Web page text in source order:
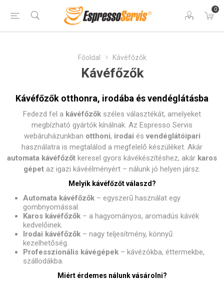
0
Főoldal Kávéfőzők
Kávéfőzők
Kávéfőzők otthonra, irodába és vendéglátásba
Fedezd fel a kávéfőzők széles választékát, amelyeket
megbízható gyártók kínálnak. Az Espresso Servis
webáruházunkban otthoni, irodai és vendéglátóipari
használatra is megtalálod a megfelelő készüléket. Akár
automata kávéfőzőt keresel gyors kávékészítéshez, akár karos
gépet az igazi kávéélményért – nálunk jó helyen jársz.
Melyik kávéfőzőt válaszd?
Automata kávéfőzők – egyszerű használat egy
gombnyomással.
Karos kávéfőzők – a hagyományos, aromadús kávék
kedvelőinek.
Irodai kávéfőzők – nagy teljesítmény, könnyű
kezelhetőség.
Professzionális kávégépek – kávézókba, éttermekbe,
szállodákba.
Miért érdemes nálunk vásárolni?